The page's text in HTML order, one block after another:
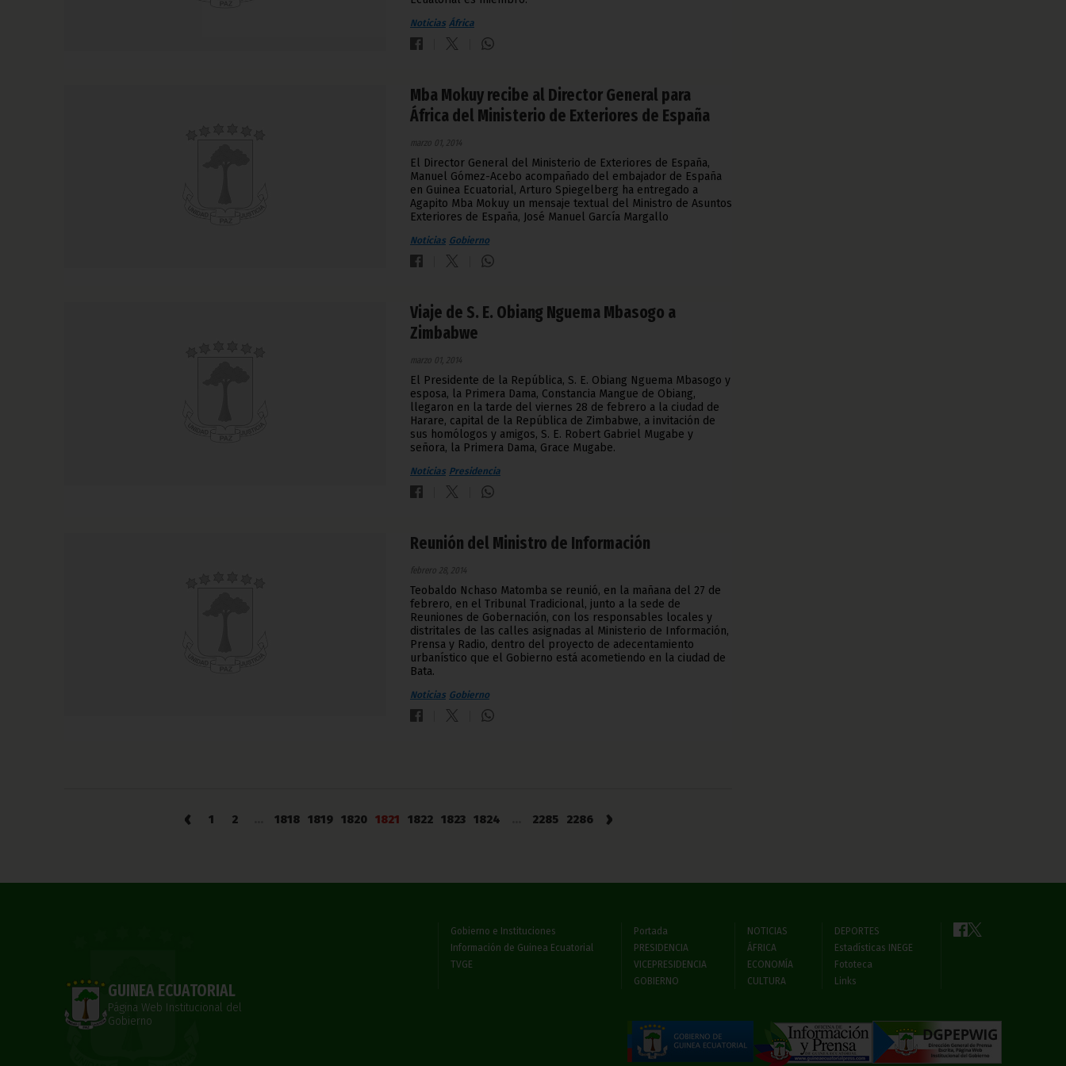
Noticias África
Mba Mokuy recibe al Director General para
África del Ministerio de Exteriores de España
marzo 01, 2014
El Director General del Ministerio de Exteriores de España,
Manuel Gómez-Acebo acompañado del embajador de España
en Guinea Ecuatorial, Arturo Spiegelberg ha entregado a
Agapito Mba Mokuy un mensaje textual del Ministro de Asuntos
Exteriores de España, José Manuel García Margallo
Noticias Gobierno
Viaje de S. E. Obiang Nguema Mbasogo a
Zimbabwe
marzo 01, 2014
El Presidente de la República, S. E. Obiang Nguema Mbasogo y
esposa, la Primera Dama, Constancia Mangue de Obiang,
llegaron en la tarde del viernes 28 de febrero a la ciudad de
Harare, capital de la República de Zimbabwe, a invitación de
sus homólogos y amigos, S. E. Robert Gabriel Mugabe y
señora, la Primera Dama, Grace Mugabe.
Noticias Presidencia
Reunión del Ministro de Información
febrero 28, 2014
Teobaldo Nchaso Matomba se reunió, en la mañana del 27 de
febrero, en el Tribunal Tradicional, junto a la sede de
Reuniones de Gobernación, con los responsables locales y
distritales de las calles asignadas al Ministerio de Información,
Prensa y Radio, dentro del proyecto de adecentamiento
urbanístico que el Gobierno está acometiendo en la ciudad de
Bata.
Noticias Gobierno
‹ 1 2 1818 1819 1820 1821 1822 1823 1824 2285 2286 ›
GUINEA ECUATORIAL
Página Web Institucional del
Gobierno
Gobierno e Instituciones
Información de Guinea Ecuatorial
TVGE
Portada
PRESIDENCIA
VICEPRESIDENCIA
GOBIERNO
NOTICIAS
ÁFRICA
ECONOMÍA
CULTURA
DEPORTES
Estadísticas INEGE
Fototeca
Links